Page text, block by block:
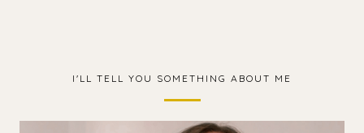
I'LL TELL YOU SOMETHING ABOUT ME